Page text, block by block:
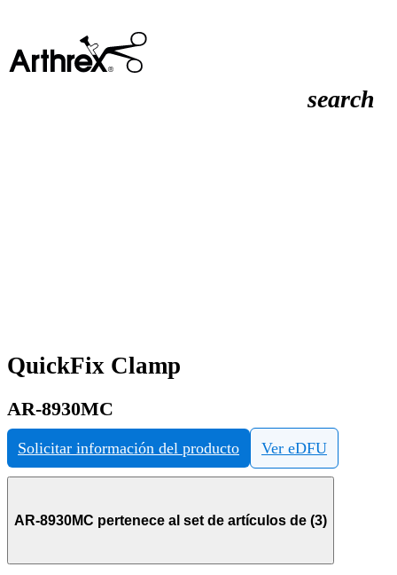
search
QuickFix Clamp
AR-8930MC
Solicitar información del producto Ver eDFU
AR-8930MC pertenece al set de artículos de (3)